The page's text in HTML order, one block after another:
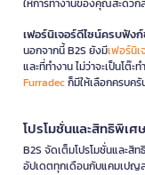
ให้การทำงานของคุณสะดวก
เฟอร์นิเจอร์ดีไซน์ครบฟัง
นอกจากนี้ B2S ยังมีเฟอร์นิเ
และที่ทำงาน ไม่ว่าจะเป็นโต๊
Furradecก็มีให้เลือกครบครั
โปรโมชั่นและสิทธิพิเศ
B2S จัดเต็มโปรโมชั่นและสิ
อัปเดตทุกเดือนกับแคมเปญ